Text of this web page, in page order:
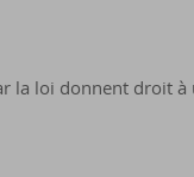
la loi donnent droit à